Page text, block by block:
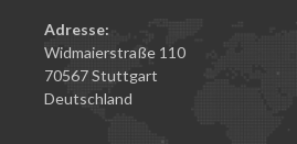
Adresse:
Widmaierstraße 110
70567 Stuttgart
Deutschland